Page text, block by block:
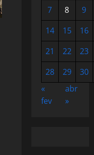
7
8
9
14
15
16
21
22
23
28
29
30
«
fev
abr
»